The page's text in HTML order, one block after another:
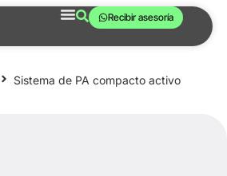
Recibir asesoría
Sistema de PA compacto activo